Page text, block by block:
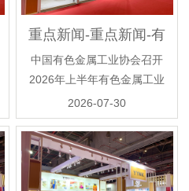
重点新闻-重点新闻-有
色金属中国有色网-中
国金属报主办
中国有色金属工业协会召开
2026年上半年有色金属工业
运营情况新闻发布会… 7月29
日，...
2026-07-30